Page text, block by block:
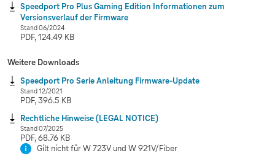
Speedport Pro Plus Gaming Edition Informationen zum
Versionsverlauf der Firmware
Stand 06/2024
PDF, 124.49 KB
Weitere Downloads
Speedport Pro Serie Anleitung Firmware-Update
Stand 12/2021
PDF, 396.5 KB
Rechtliche Hinweise (LEGAL NOTICE)
Stand 07/2025
PDF, 68.76 KB
Gilt nicht für W 723V und W 921V/Fiber